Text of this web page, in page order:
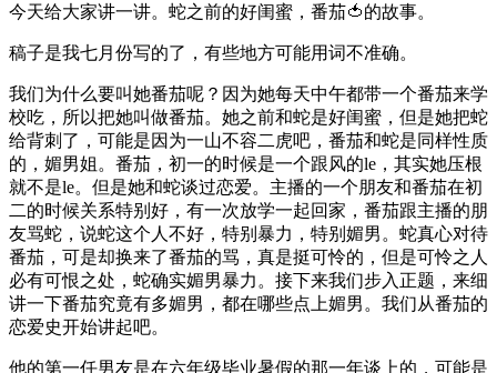
今天给大家讲一讲。蛇之前的好闺蜜，番茄🍅的故事。
稿子是我七月份写的了，有些地方可能用词不准确。
我们为什么要叫她番茄呢？因为她每天中午都带一个番茄来学
校吃，所以把她叫做番茄。她之前和蛇是好闺蜜，但是她把蛇
给背刺了，可能是因为一山不容二虎吧，番茄和蛇是同样性质
的，媚男姐。番茄，初一的时候是一个跟风的le，其实她压根
就不是le。但是她和蛇谈过恋爱。主播的一个朋友和番茄在初
二的时候关系特别好，有一次放学一起回家，番茄跟主播的朋
友骂蛇，说蛇这个人不好，特别暴力，特别媚男。蛇真心对待
番茄，可是却换来了番茄的骂，真是挺可怜的，但是可怜之人
必有可恨之处，蛇确实媚男暴力。接下来我们步入正题，来细
讲一下番茄究竟有多媚男，都在哪些点上媚男。我们从番茄的
恋爱史开始讲起吧。
他的第一任男友是在六年级毕业暑假的那一年谈上的，可能是